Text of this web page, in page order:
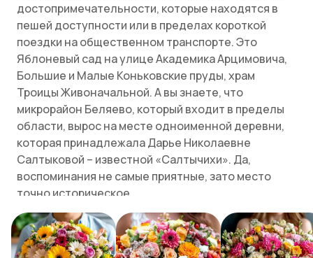
достопримечательности, которые находятся в
пешей доступности или в пределах короткой
поездки на общественном транспорте. Это
Яблоневый сад на улице Академика Арцимовича,
Большие и Малые Коньковские пруды, храм
Троицы Живоначальной. А вы знаете, что
микрорайон Беляево, который входит в пределы
области, вырос на месте одноименной деревни,
которая принадлежала Дарье Николаевне
Салтыковой – известной «Салтычихи». Да,
воспоминания не самые приятные, зато место
точно историческое.
Здесь приятно жить и сюда хорошо приезжать
погулять.